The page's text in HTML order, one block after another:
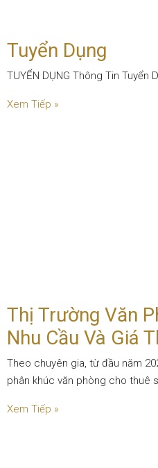
Tuyển Dụng
TUYỂN DỤNG Thông Tin Tuyển
Xem Tiếp »
Thị Trường Văn
Nhu Cầu Và Giá
Theo chuyên gia, từ đầu năm
phân khúc văn phòng cho thuê
Xem Tiếp »